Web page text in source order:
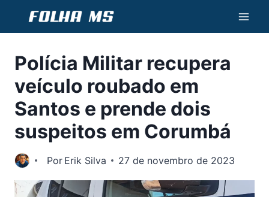
Conteúdo
Polícia Militar recupera
veículo roubado em
Santos e prende dois
suspeitos em Corumbá
Por Erik Silva 27 de novembro de 2023